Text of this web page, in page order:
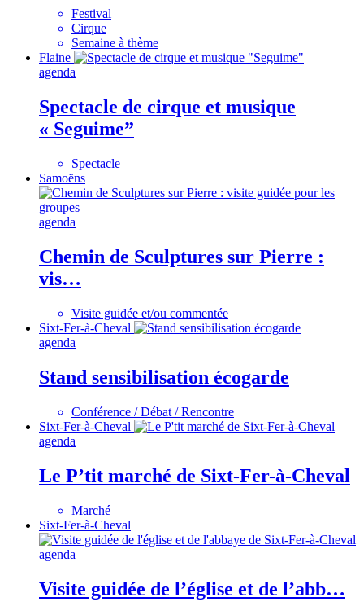
Festival
Cirque
Semaine à thème
Flaine
agenda
Spectacle de cirque et musique
« Seguime”
Spectacle
Samoëns
agenda
Chemin de Sculptures sur Pierre :
vis…
Visite guidée et/ou commentée
Sixt-Fer-à-Cheval
agenda
Stand sensibilisation écogarde
Conférence / Débat / Rencontre
Sixt-Fer-à-Cheval
agenda
Le P’tit marché de Sixt-Fer-à-Cheval
Marché
Sixt-Fer-à-Cheval
agenda
Visite guidée de l’église et de l’abb…